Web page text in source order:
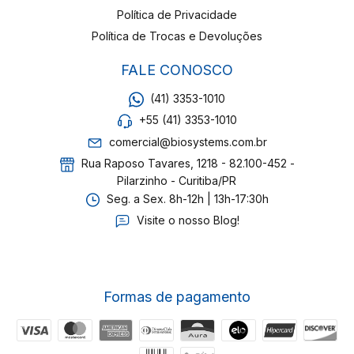
Política de Privacidade
Política de Trocas e Devoluções
FALE CONOSCO
(41) 3353-1010
+55 (41) 3353-1010
comercial@biosystems.com.br
Rua Raposo Tavares, 1218 - 82.100-452 -
Pilarzinho - Curitiba/PR
Seg. a Sex. 8h-12h | 13h-17:30h
Visite o nosso Blog!
Formas de pagamento